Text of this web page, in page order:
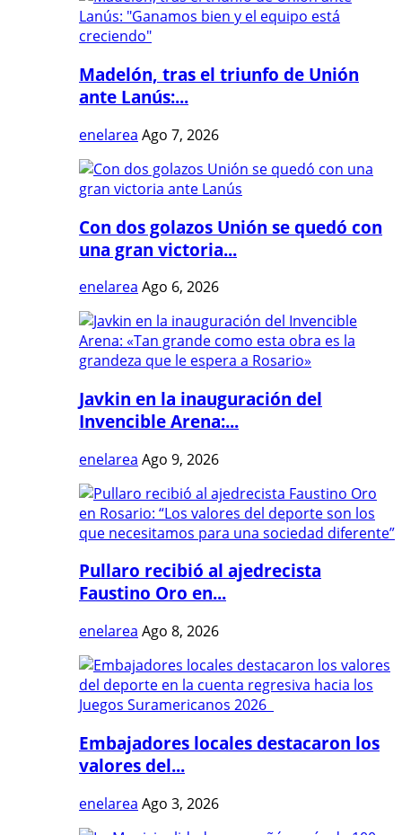
Madelón, tras el triunfo de Unión
ante Lanús:...
enelarea Ago 7, 2026
Con dos golazos Unión se quedó con
una gran victoria...
enelarea Ago 6, 2026
Javkin en la inauguración del
Invencible Arena:...
enelarea Ago 9, 2026
Pullaro recibió al ajedrecista
Faustino Oro en...
enelarea Ago 8, 2026
Embajadores locales destacaron los
valores del...
enelarea Ago 3, 2026